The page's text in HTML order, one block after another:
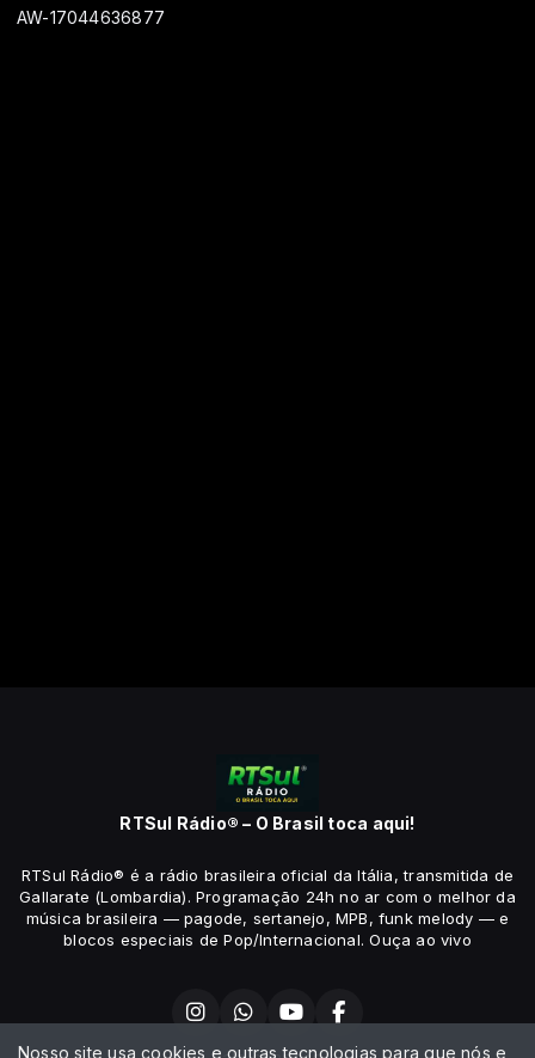
AW-17044636877
RTSul Rádio® – O Brasil toca aqui!
RTSul Rádio® é a rádio brasileira oficial da Itália, transmitida de
Gallarate (Lombardia). Programação 24h no ar com o melhor da
música brasileira — pagode, sertanejo, MPB, funk melody — e
blocos especiais de Pop/Internacional. Ouça ao vivo
Nosso site usa cookies e outras tecnologias para que nós e